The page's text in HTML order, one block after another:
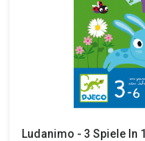
Ludanimo - 3 Spiele In 1